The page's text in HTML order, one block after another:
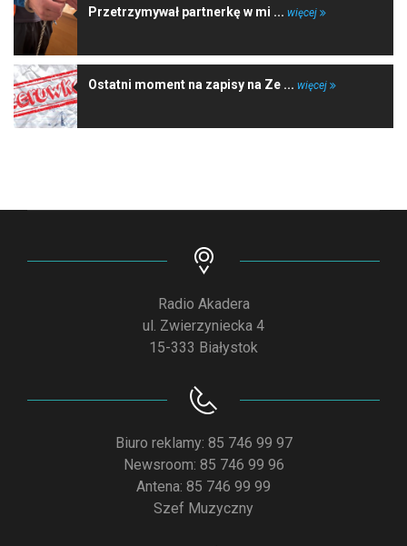
Przetrzymywał partnerkę w mi ... więcej
Ostatni moment na zapisy na Ze ... więcej
Radio Akadera
ul. Zwierzyniecka 4
15-333 Białystok
Biuro reklamy: 85 746 99 97
Newsroom: 85 746 99 96
Antena: 85 746 99 99
Szef Muzyczny